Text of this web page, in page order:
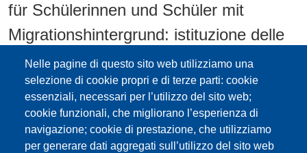
Nelle pagine di questo sito web utilizziamo una
selezione di cookie propri e di terze parti: cookie
essenziali, necessari per l’utilizzo del sito web;
cookie funzionali, che migliorano l’esperienza di
navigazione; cookie di prestazione, che utilizziamo
per generare dati aggregati sull’utilizzo del sito web
für Schülerinnen und Schüler mit
Migrationshintergrund: istituzione delle
classi di concorso/Einrichtung der
Wettbewerbsklassen A023/bis e
A023/ter – inserimento nelle graduatorie
DM 259 - maggio 2017 Classi di